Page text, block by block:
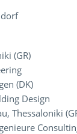
(GR)
(DK)
Design
Thessaloniki